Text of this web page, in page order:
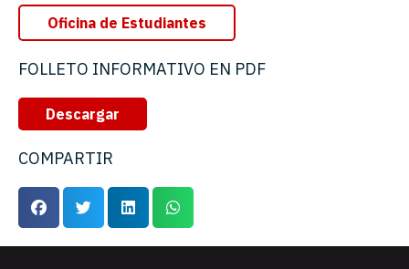
Oficina de Estudiantes
FOLLETO INFORMATIVO EN PDF
Descargar
COMPARTIR